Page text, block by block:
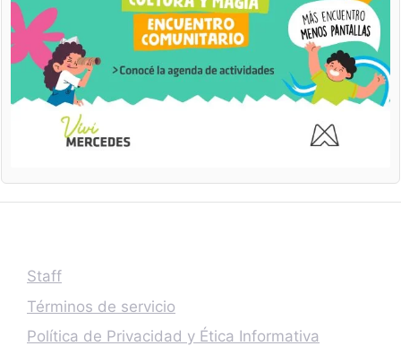
Staff
Términos de servicio
Política de Privacidad y Ética Informativa